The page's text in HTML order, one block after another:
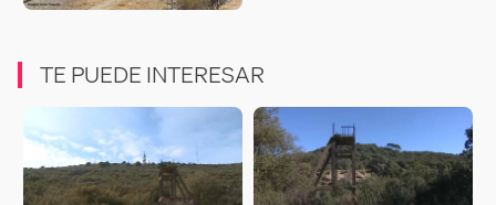
TE PUEDE INTERESAR